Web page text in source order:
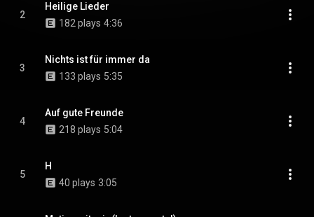
2
Heilige Lieder
182 plays 4:36
3
Nichts ist für immer da
133 plays 5:35
4
Auf gute Freunde
218 plays 5:04
5
H
40 plays 3:05